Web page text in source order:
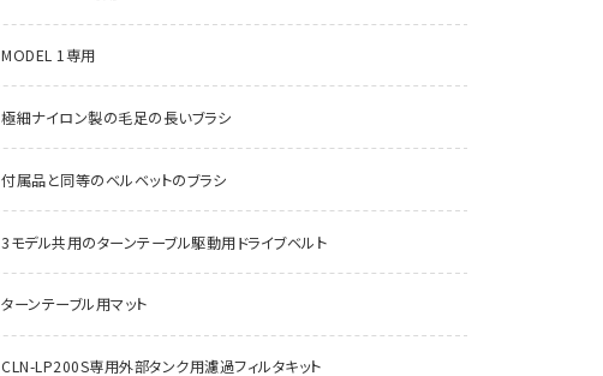
MODEL 1専用
極細ナイロン製の毛足の長いブラシ
付属品と同等のベルベットのブラシ
3モデル共用のターンテーブル駆動用ドライブベルト
ターンテーブル用マット
CLN-LP200S専用外部タンク用濾過フィルタキット